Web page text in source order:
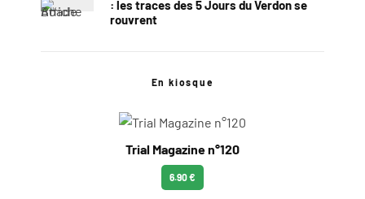
: les traces des 5 Jours du Verdon se
rouvrent
En kiosque
Trial Magazine n°120
6.90 €